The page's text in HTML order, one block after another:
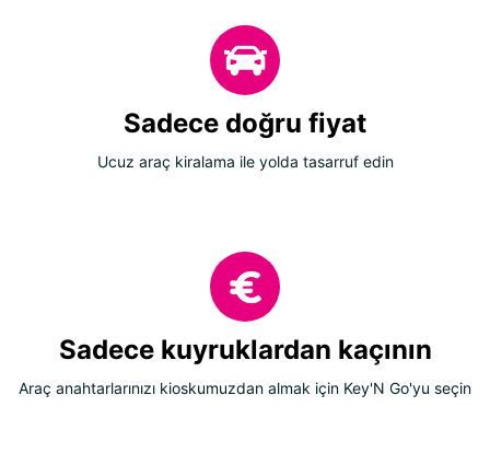
Sadece doğru fiyat
Ucuz araç kiralama ile yolda tasarruf edin
Sadece kuyruklardan kaçının
Araç anahtarlarınızı kioskumuzdan almak için Key'N Go'yu seçin